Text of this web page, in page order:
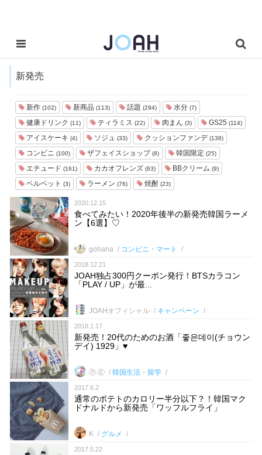
新発売
新作 (102) 新商品 (113) 話題 (294) 水分 (7)
健康ドリンク (11) ティラミス (22) 肉まん (3) GS25 (114)
アイスケーキ (4) ソジュ (33) クッションファンデ(138)
コンビニ (100) ザフェイスショップ(8) 韓国限定 (25)
エチュード (161) カカオフレンズ (63) BBクリーム (9)
ベルベット (3) ラーメン (76) 焼酎 (23)
2020.12.15
食べてみたい！2020年後半の新発売韓国ラーメ
ン【6選】♡
gohana コンビニ・マート
2018.12.21
JOAH独占300円クーポン発行！BTSカラコン
「PLAY / UP」が最...
JOAHオフィシャル キャンペーン
2018.1.17
新発売！20代のためのお酒「좋은데이(チョウン
デイ) 1929」♥
Ⓟ.Ⓔ 韓国生活・留学
2017.6.2
通常のポテトのカロリー半分以下？！韓国マク
ドナルドから新発売「ワッフルフライ」
K グルメ
2017.5.22